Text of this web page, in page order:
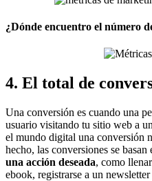
¿Dónde encuentro el número
4. El total de
Una conversión es cuando una
usuario visitando tu sitio web a
el mundo digital una conversión
hecho, las conversiones se basan
una acción deseada, como
ebook, registrarse a un